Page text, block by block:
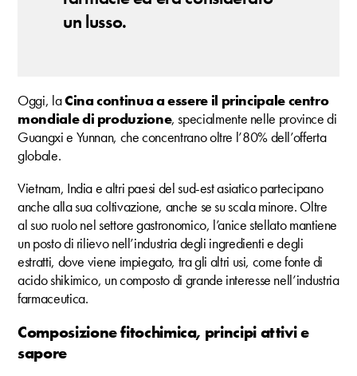
un lusso.
Oggi, laCina continua a essere il principale centro
mondiale di produzione, specialmente nelle province di
Guangxi e Yunnan, che concentrano oltre l’80% dell’offerta
globale.
Vietnam, India e altri paesi del sud-est asiatico partecipano
anche alla sua coltivazione, anche se su scala minore. Oltre
al suo ruolo nel settore gastronomico, l’anice stellato mantiene
un posto di rilievo nell’industria degli ingredienti e degli
estratti, dove viene impiegato, tra gli altri usi, come fonte di
acido shikimico, un composto di grande interesse nell’industria
farmaceutica.
Composizione fitochimica, principi attivi e
sapore